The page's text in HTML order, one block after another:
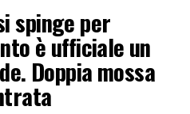
spinge per
è ufficiale un
Doppia mossa